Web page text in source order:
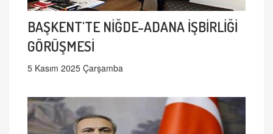
BAŞKENT'TE NİĞDE-ADANA İŞBİRLİĞİ
GÖRÜŞMESİ
5 Kasım 2025 Çarşamba